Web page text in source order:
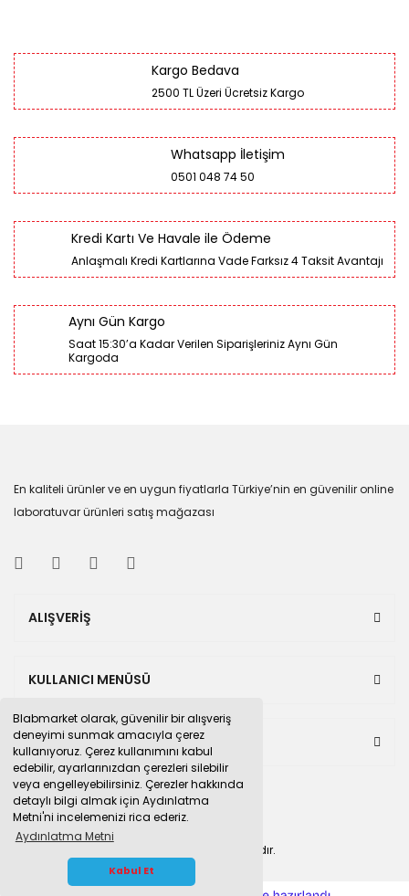
Blabmarket olarak, güvenilir bir alışveriş
deneyimi sunmak amacıyla çerez
kullanıyoruz. Çerez kullanımını kabul
edebilir, ayarlarınızdan çerezleri silebilir
veya engelleyebilirsiniz. Çerezler hakkında
detaylı bilgi almak için Aydınlatma
Metni'ni incelemenizi rica ederiz.
Aydınlatma Metni
Kabul Et
Kargo Bedava
2500 TL Üzeri Ücretsiz Kargo
Whatsapp İletişim
0501 048 74 50
Kredi Kartı Ve Havale ile Ödeme
Anlaşmalı Kredi Kartlarına Vade Farksız 4 Taksit Avantajı
Aynı Gün Kargo
Saat 15:30’a Kadar Verilen Siparişleriniz Aynı Gün
Kargoda
En kaliteli ürünler ve en uygun fiyatlarla Türkiye’nin en güvenilir online
laboratuvar ürünleri satış mağazası
ALIŞVERİŞ
KULLANICI MENÜSÜ
BULUNDUĞUMUZ PAZAR YERLERİ
Tüm hakları saklıdır.
WHATSAPP İLETİŞİM